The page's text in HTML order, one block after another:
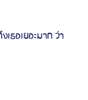
ธอเยอะมาก ว่า